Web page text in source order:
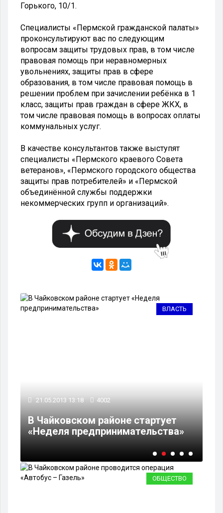
Горького, 10/1.
Специалисты «Пермской гражданской палаты»
проконсультируют вас по следующим
вопросам защиты трудовых прав, в том числе
правовая помощь при неравномерных
увольнениях, защиты прав в сфере
образования, в том числе правовая помощь в
решении проблем при зачислении ребёнка в 1
класс, защиты прав граждан в сфере ЖКХ, в
том числе правовая помощь в вопросах оплаты
коммунальных услуг.
В качестве консультантов также выступят
специалисты «Пермского краевого Совета
ветеранов», «Пермского городского общества
защиты прав потребителей» и «Пермской
объединённой службы поддержки
некоммерческих групп и организаций».
ВЛАСТЬ
21.05.2013 13:18 4002
В Чайковском районе стартует
«Неделя предпринимательства»
ОБЩЕСТВО